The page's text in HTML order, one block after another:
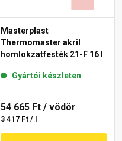
Masterplast
Thermomaster akril
homlokzatfesték 21-F 16 l
Gyártói készleten
54 665 Ft / vödör
3 417 Ft / l